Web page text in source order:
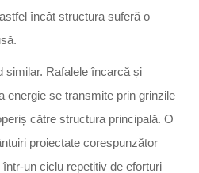
încât structura suferă o
similar. Rafalele încarcă și
energie se transmite prin grinzile
către structura principală. O
proiectate corespunzător
un ciclu repetitiv de eforturi